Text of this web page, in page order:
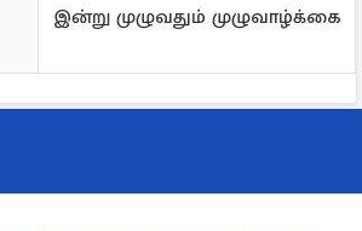
இன்று முழுவதும் முழுவாழ்க்கை